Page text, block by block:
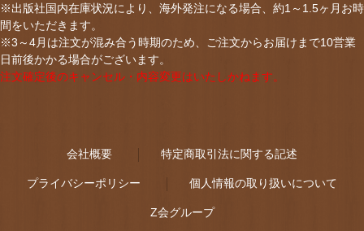
※出版社国内在庫状況により、海外発注になる場合、約1～1.5ヶ月お時
間をいただきます。
※3～4月は注文が混み合う時期のため、ご注文からお届けまで10営業
日前後かかる場合がございます。
注文確定後のキャンセル・内容変更はいたしかねます。
会社概要 特定商取引法に関する記述
プライバシーポリシー 個人情報の取り扱いについて
Z会グループ